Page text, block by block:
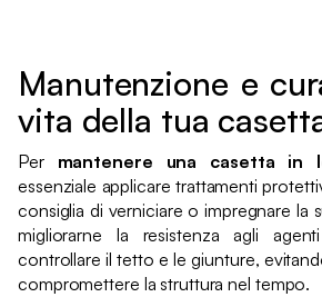
Manutenzione e
vita della tua
Per mantenere una casetta in
essenziale applicare trattamenti
consiglia di verniciare o impregnare
migliorarne la resistenza agli
controllare il tetto e le giunture,
compromettere la struttura nel tempo.